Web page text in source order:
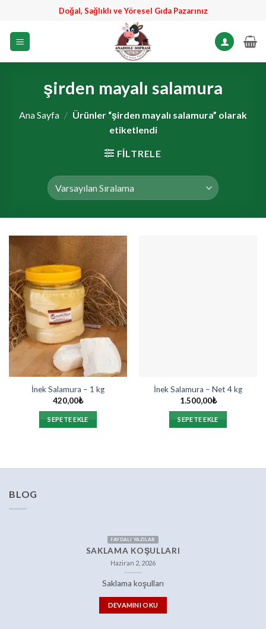
Doğal, Sağlıklı ve Yöresel Gıda Pazarınız
şirden mayalı salamura
Ana Sayfa / Ürünler “şirden mayalı salamura” olarak
etiketlendi
FILTRELE
İnek Salamura – 1 kg
420,00₺
SEPETE EKLE
İnek Salamura – Net 4 kg
1.500,00₺
SEPETE EKLE
BLOG
FAYDALI YAZILAR
SAKLAMA KOŞULLARI
Haziran 2, 2026
Saklama koşulları
DEVAMINI OKU